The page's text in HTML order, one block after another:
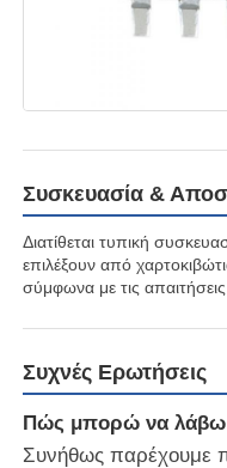
Τσιπ διαχείρισης
Συσκευασία &
Διατίθεται τυπική
επιλέξουν από
σύμφωνα με τις απαιτήσεις
Συχνές Ερωτήσεις
Πώς μπορώ να λάβω
Συνήθως παρέχουμε